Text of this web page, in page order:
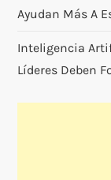
Ayudan Más A
Inteligencia
Líderes Deben